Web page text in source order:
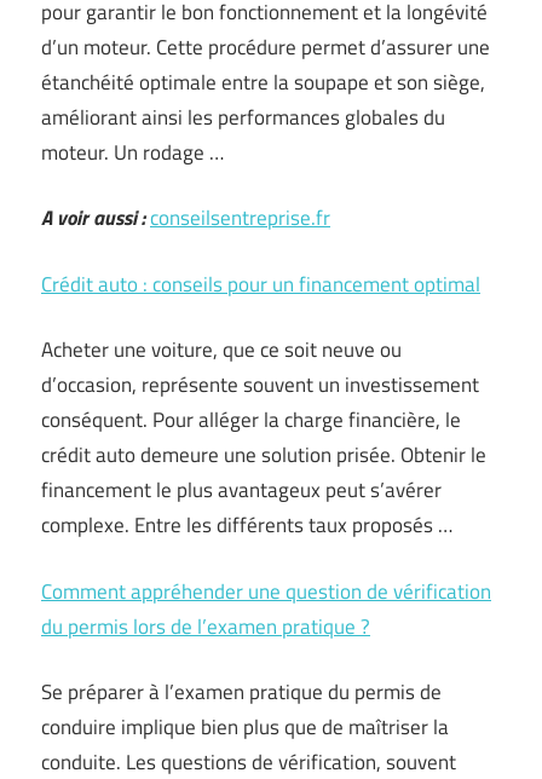
pour garantir le bon fonctionnement et la longévité
d’un moteur. Cette procédure permet d’assurer une
étanchéité optimale entre la soupape et son siège,
améliorant ainsi les performances globales du
moteur. Un rodage …
A voir aussi :conseilsentreprise.fr
Crédit auto : conseils pour un financement optimal
Acheter une voiture, que ce soit neuve ou
d’occasion, représente souvent un investissement
conséquent. Pour alléger la charge financière, le
crédit auto demeure une solution prisée. Obtenir le
financement le plus avantageux peut s’avérer
complexe. Entre les différents taux proposés …
Comment appréhender une question de vérification
du permis lors de l’examen pratique ?
Se préparer à l’examen pratique du permis de
conduire implique bien plus que de maîtriser la
conduite. Les questions de vérification, souvent